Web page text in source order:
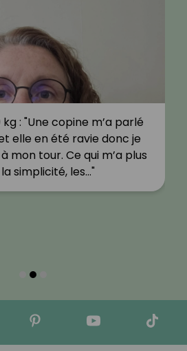
kg : "Une copine m’a parlé
elle en été ravie donc je
mon tour. Ce qui m’a plus
simplicité, les…"